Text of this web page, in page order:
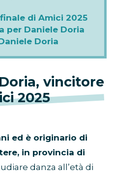
di Amici 2025
per Daniele Doria
Doria
vincitore
2025
ed è originario di
in provincia di
danza all’età di